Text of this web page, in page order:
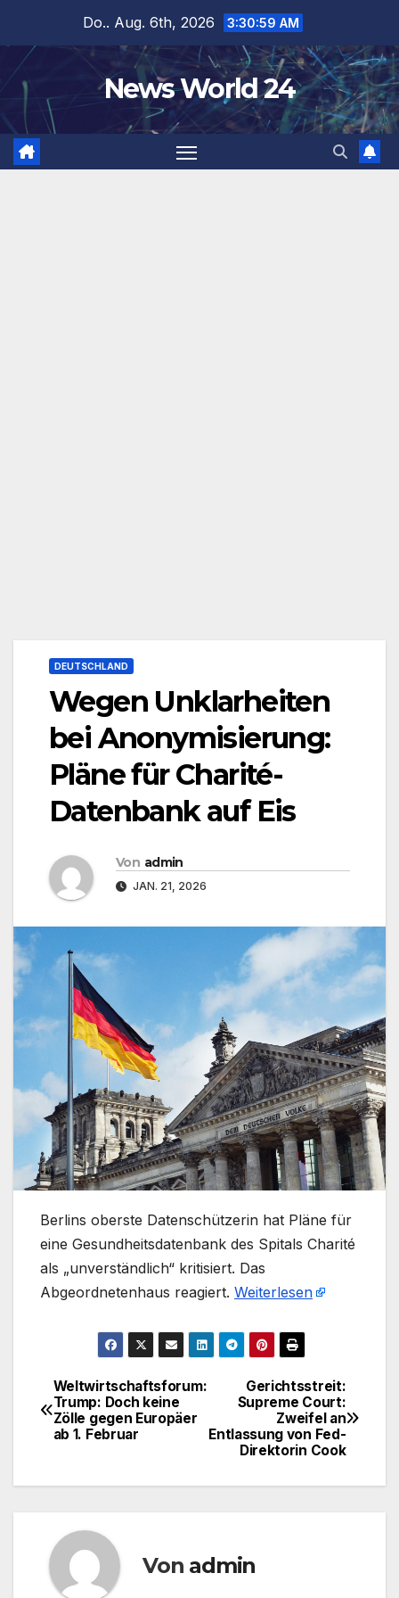
springen
Do.. Aug. 6th, 2026 3:31:00 AM
News World 24
DEUTSCHLAND
Wegen Unklarheiten
bei Anonymisierung:
Pläne für Charité-
Datenbank auf Eis
Von admin
JAN. 21, 2026
​Berlins oberste Datenschützerin hat Pläne für
eine Gesundheitsdatenbank des Spitals Charité
als „unverständlich“ kritisiert. Das
Abgeordnetenhaus reagiert. Weiterlesen
BeitragsnavigationGerichtsstreit:
Supreme Court:
Zweifel an
Entlassung von Fed-
Direktorin Cook
Weltwirtschaftsforum:
Trump: Doch keine
Zölle gegen Europäer
ab 1. Februar
Von admin